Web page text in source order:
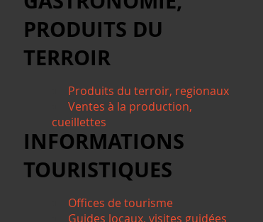
PRODUITS DU
TERROIR
Produits du terroir, regionaux
Ventes à la production,
cueillettes
INFORMATIONS
TOURISTIQUES
Offices de tourisme
Guides locaux, visites guidées